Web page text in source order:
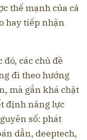
thế mạnh của cả
hay tiếp nhận
các chủ đề
đi theo hướng
mà gắn khá chặt
định năng lực
số: phát
dẫn, deeptech,